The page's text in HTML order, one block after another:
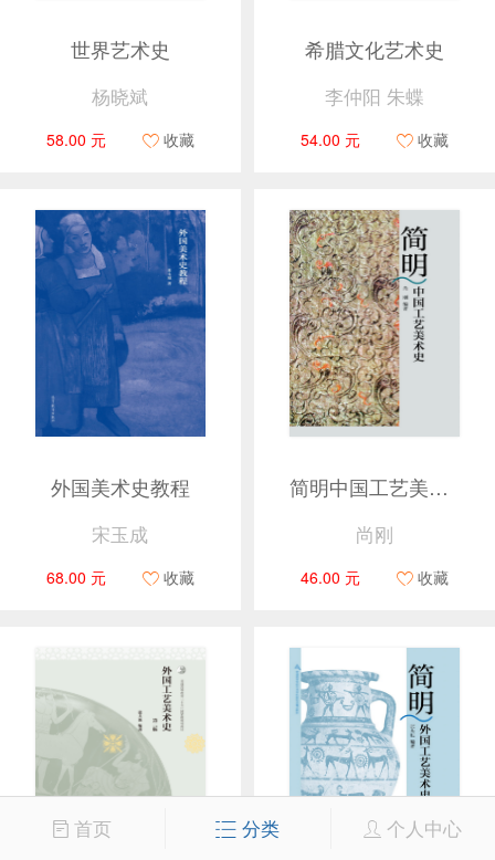
世界艺术史
杨晓斌
58.00 元 收藏
希腊文化艺术史
李仲阳 朱蝶
54.00 元 收藏
外国美术史教程
宋玉成
68.00 元 收藏
简明中国工艺美术史
尚刚
46.00 元 收藏
首页 分类 个人中心